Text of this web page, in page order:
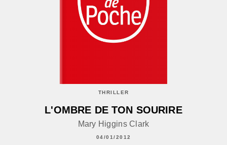
THRILLER
L'OMBRE DE TON SOURIRE
Mary Higgins Clark
04/01/2012